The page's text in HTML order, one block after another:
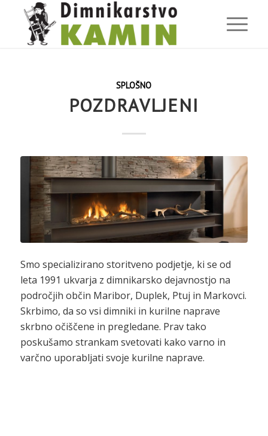
SPLOŠNO
POZDRAVLJENI
Smo specializirano storitveno podjetje, ki se od
leta 1991 ukvarja z dimnikarsko dejavnostjo na
področjih občin Maribor, Duplek, Ptuj in Markovci.
Skrbimo, da so vsi dimniki in kurilne naprave
skrbno očiščene in pregledane. Prav tako
poskušamo strankam svetovati kako varno in
varčno uporabljati svoje kurilne naprave.